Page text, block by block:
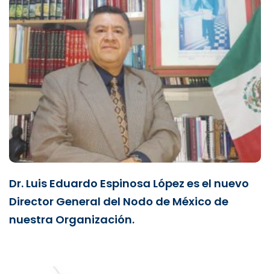
Dr. Luis Eduardo Espinosa López es el nuevo
Director General del Nodo de México de
nuestra Organización.